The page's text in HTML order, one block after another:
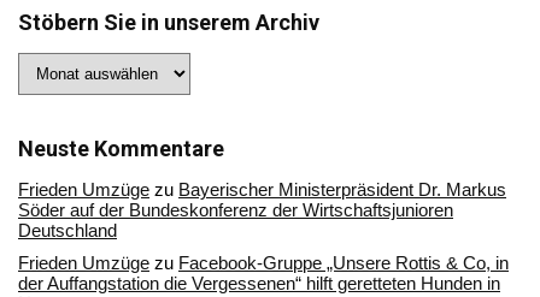
Stöbern Sie in unserem Archiv
Sie
Archiv
Neuste Kommentare
Frieden Umzüge zu Bayerischer Ministerpräsident Dr. Markus
Söder auf der Bundeskonferenz der Wirtschaftsjunioren
Deutschland
Frieden Umzüge zu Facebook-Gruppe „Unsere Rottis & Co, in
der Auffangstation die Vergessenen“ hilft geretteten Hunden in